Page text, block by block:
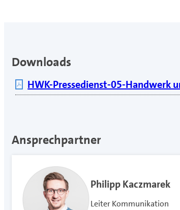
Downloads
HWK-Pressedienst-05-Handwerk
Ansprechpartner
Philipp Kaczmarek
Leiter Kommunikation